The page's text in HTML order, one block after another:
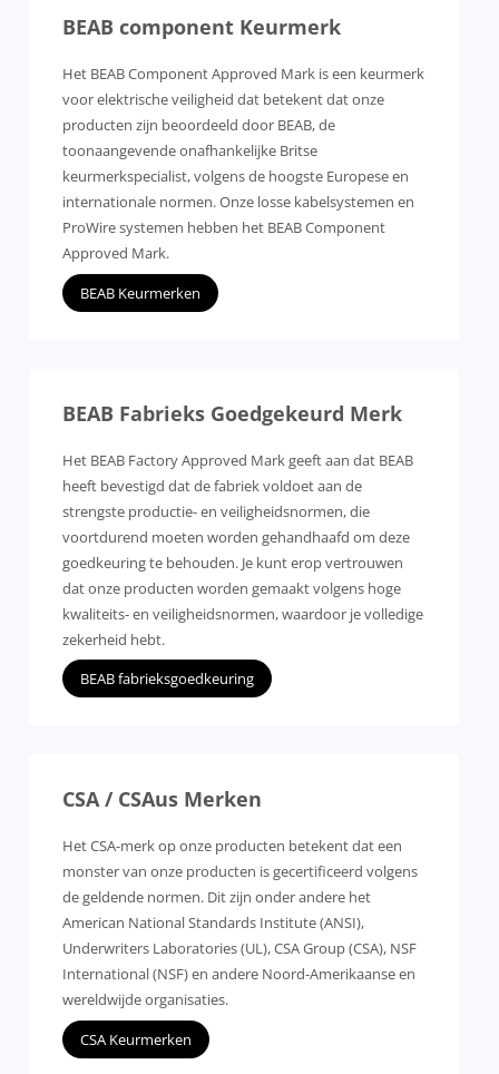
BEAB component Keurmerk
Het BEAB Component Approved Mark is een keurmerk
voor elektrische veiligheid dat betekent dat onze
producten zijn beoordeeld door BEAB, de
toonaangevende onafhankelijke Britse
keurmerkspecialist, volgens de hoogste Europese en
internationale normen. Onze losse kabelsystemen en
ProWire systemen hebben het BEAB Component
Approved Mark.
BEAB Keurmerken
BEAB Fabrieks Goedgekeurd Merk
Het BEAB Factory Approved Mark geeft aan dat BEAB
heeft bevestigd dat de fabriek voldoet aan de
strengste productie- en veiligheidsnormen, die
voortdurend moeten worden gehandhaafd om deze
goedkeuring te behouden. Je kunt erop vertrouwen
dat onze producten worden gemaakt volgens hoge
kwaliteits- en veiligheidsnormen, waardoor je volledige
zekerheid hebt.
BEAB fabrieksgoedkeuring
CSA / CSAus Merken
Het CSA-merk op onze producten betekent dat een
monster van onze producten is gecertificeerd volgens
de geldende normen. Dit zijn onder andere het
American National Standards Institute (ANSI),
Underwriters Laboratories (UL), CSA Group (CSA), NSF
International (NSF) en andere Noord-Amerikaanse en
wereldwijde organisaties.
CSA Keurmerken